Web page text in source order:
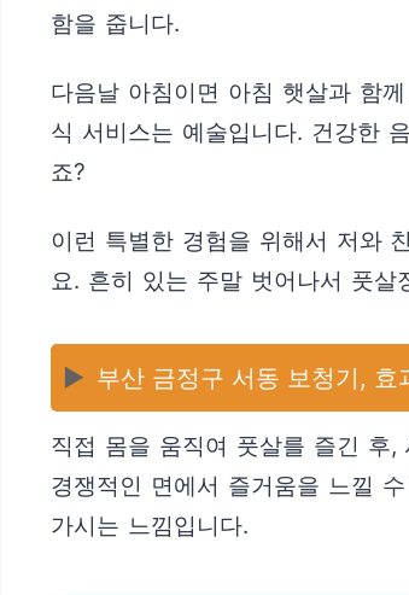
함을 줍니다.
다음날 아침이면 아침 햇살과 함
식 서비스는 예술입니다. 건강한
죠?
이런 특별한 경험을 위해서 저와
요. 흔히 있는 주말 벗어나서 풋살
▶️ 부산 금정구 서동 보청기, 효
직접 몸을 움직여 풋살를 즐긴 후,
경쟁적인 면에서 즐거움을 느낄
가시는 느낌입니다.